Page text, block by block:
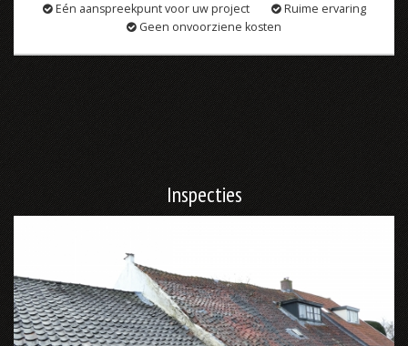
Eén aanspreekpunt voor uw project
Ruime ervaring
Geen onvoorziene kosten
Inspecties